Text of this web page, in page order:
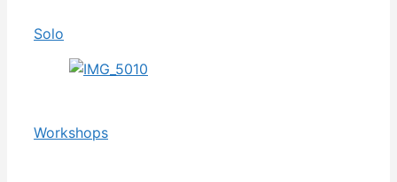
Solo
Workshops